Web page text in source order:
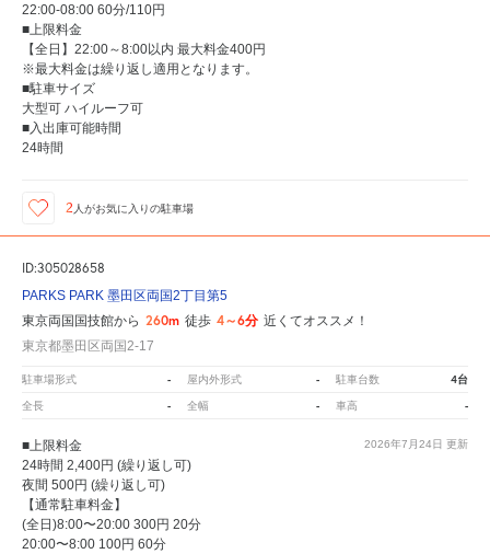
22:00-08:00 60分/110円
■上限料金
【全日】22:00～8:00以内 最大料金400円
※最大料金は繰り返し適用となります。
■駐車サイズ
大型可 ハイルーフ可
■入出庫可能時間
24時間
2 人がお気に入りの駐車場
ID:305028658
PARKS PARK 墨田区両国2丁目第5
東京両国国技館から 260m 徒歩 4～6分 近くてオススメ！
東京都墨田区両国2-17
駐車場形式 - 屋内外形式 - 駐車台数 4台
全長 - 全幅 - 車高 -
2026年7月24日 更新
■上限料金
24時間 2,400円 (繰り返し可)
夜間 500円 (繰り返し可)
【通常駐車料金】
(全日)8:00〜20:00 300円 20分
20:00〜8:00 100円 60分